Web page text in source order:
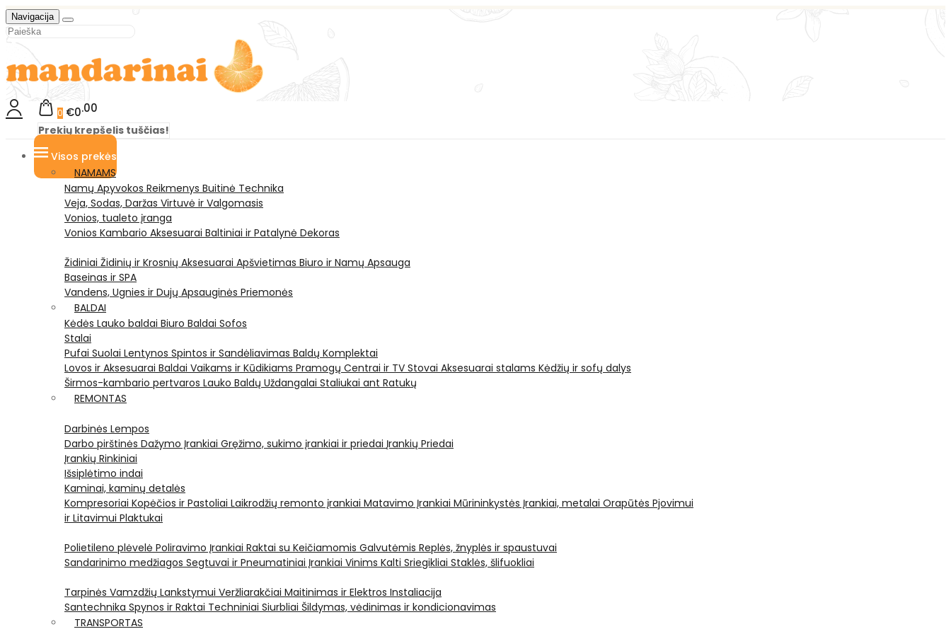
Navigacija
0 €0 00
Prekių krepšelis tuščias!
Visos prekės
NAMAMS
Namų Apyvokos Reikmenys Buitinė Technika
Veja, Sodas, Daržas Virtuvė ir Valgomasis
Vonios, tualeto įranga
Vonios Kambario Aksesuarai Baltiniai ir Patalynė Dekoras
Židiniai Židinių ir Krosnių Aksesuarai Apšvietimas Biuro ir Namų Apsauga
Baseinas ir SPA
Vandens, Ugnies ir Dujų Apsauginės Priemonės
BALDAI
Kėdės Lauko baldai Biuro Baldai Sofos
Stalai
Pufai Suolai Lentynos Spintos ir Sandėliavimas Baldų Komplektai
Lovos ir Aksesuarai Baldai Vaikams ir Kūdikiams Pramogų Centrai ir TV Stovai Aksesuarai stalams Kėdžių ir sofų dalys
Širmos-kambario pertvaros Lauko Baldų Uždangalai Staliukai ant Ratukų
REMONTAS
Darbinės Lempos
Darbo pirštinės Dažymo Įrankiai Gręžimo, sukimo įrankiai ir priedai Įrankių Priedai
Įrankių Rinkiniai
Išsiplėtimo indai
Kaminai, kaminų detalės
Kompresoriai Kopėčios ir Pastoliai Laikrodžių remonto įrankiai Matavimo Įrankiai Mūrininkystės Įrankiai, metalai Orapūtės Pjovimui
ir Litavimui Plaktukai
Polietileno plėvelė Poliravimo Įrankiai Raktai su Keičiamomis Galvutėmis Replės, žnyplės ir spaustuvai
Sandarinimo medžiagos Segtuvai ir Pneumatiniai Įrankiai Vinims Kalti Sriegikliai Staklės, šlifuokliai
Tarpinės Vamzdžių Lankstymui Veržliarakčiai Maitinimas ir Elektros Instaliacija
Santechnika Spynos ir Raktai Techniniai Siurbliai Šildymas, vėdinimas ir kondicionavimas
TRANSPORTAS